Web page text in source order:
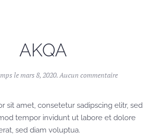
AKQA
lemars 8, 2020.Aucun commentairesur
sit amet, consetetur sadipscing elitr, sed
tempor invidunt ut labore et dolore
sed diam voluptua.